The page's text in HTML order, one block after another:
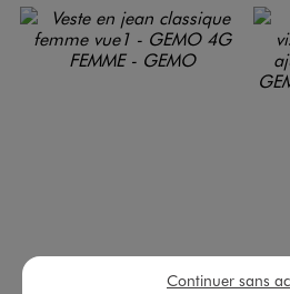
Continuer sans